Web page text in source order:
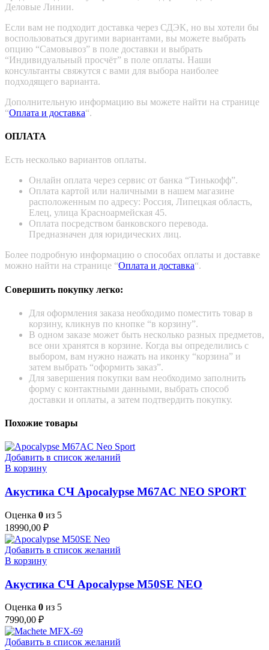
Деловые Линии.
Если вам не подходит доставка через СДЭК, но вы хотели бы
воспользоваться другими вариантами, вы можете выбрать
опцию “Самовывоз” в поле доставки и выбрать
“Индивидуальный просчёт” в поле оплаты. Наши
консультанты свяжутся с вами для выбора наиболее
подходящего варианта.
Дополнительную информацию вы можете найти на странице
“Оплата и доставка“.
ОПЛАТА
Есть несколько вариантов оплаты.
Онлайн оплата через сервис от банка “Тинькофф”.
Оплата картой или наличными в нашем магазине
расположенным по адресу: Россия, Липецкая область,
Елец, улица Красноармейская 45.
Оплата посредством банковского перевода.
Предназначен для юридических лиц.
Более подробную информацию о способах оплаты и доставке
можно найти на странице “Оплата и доставка“.
Совершить покупку легко:
Для оформления заказа необходимо поместить товар в
корзину, кликнув по кнопке “в корзину”.
В одном заказе может быть несколько разных предметов,
все они хранятся в корзине. Когда вы определились с
выбором, вам нужно нажать на иконку “корзина” и
затем выбрать “оформить заказ”.
Для завершения покупки вам необходимо заполнить
форму с контактными данными, выбрать способ
доставки и оплаты, а затем подтвердить покупку.
Похожие товары
Добавить в список желаний
В корзину
Акустика СЧ Apocalypse M67AC NEO SPORT
Оценка 0 из 5
18990,00 ₽
Добавить в список желаний
В корзину
Акустика СЧ Apocalypse M50SE NEO
Оценка 0 из 5
7990,00 ₽
Добавить в список желаний